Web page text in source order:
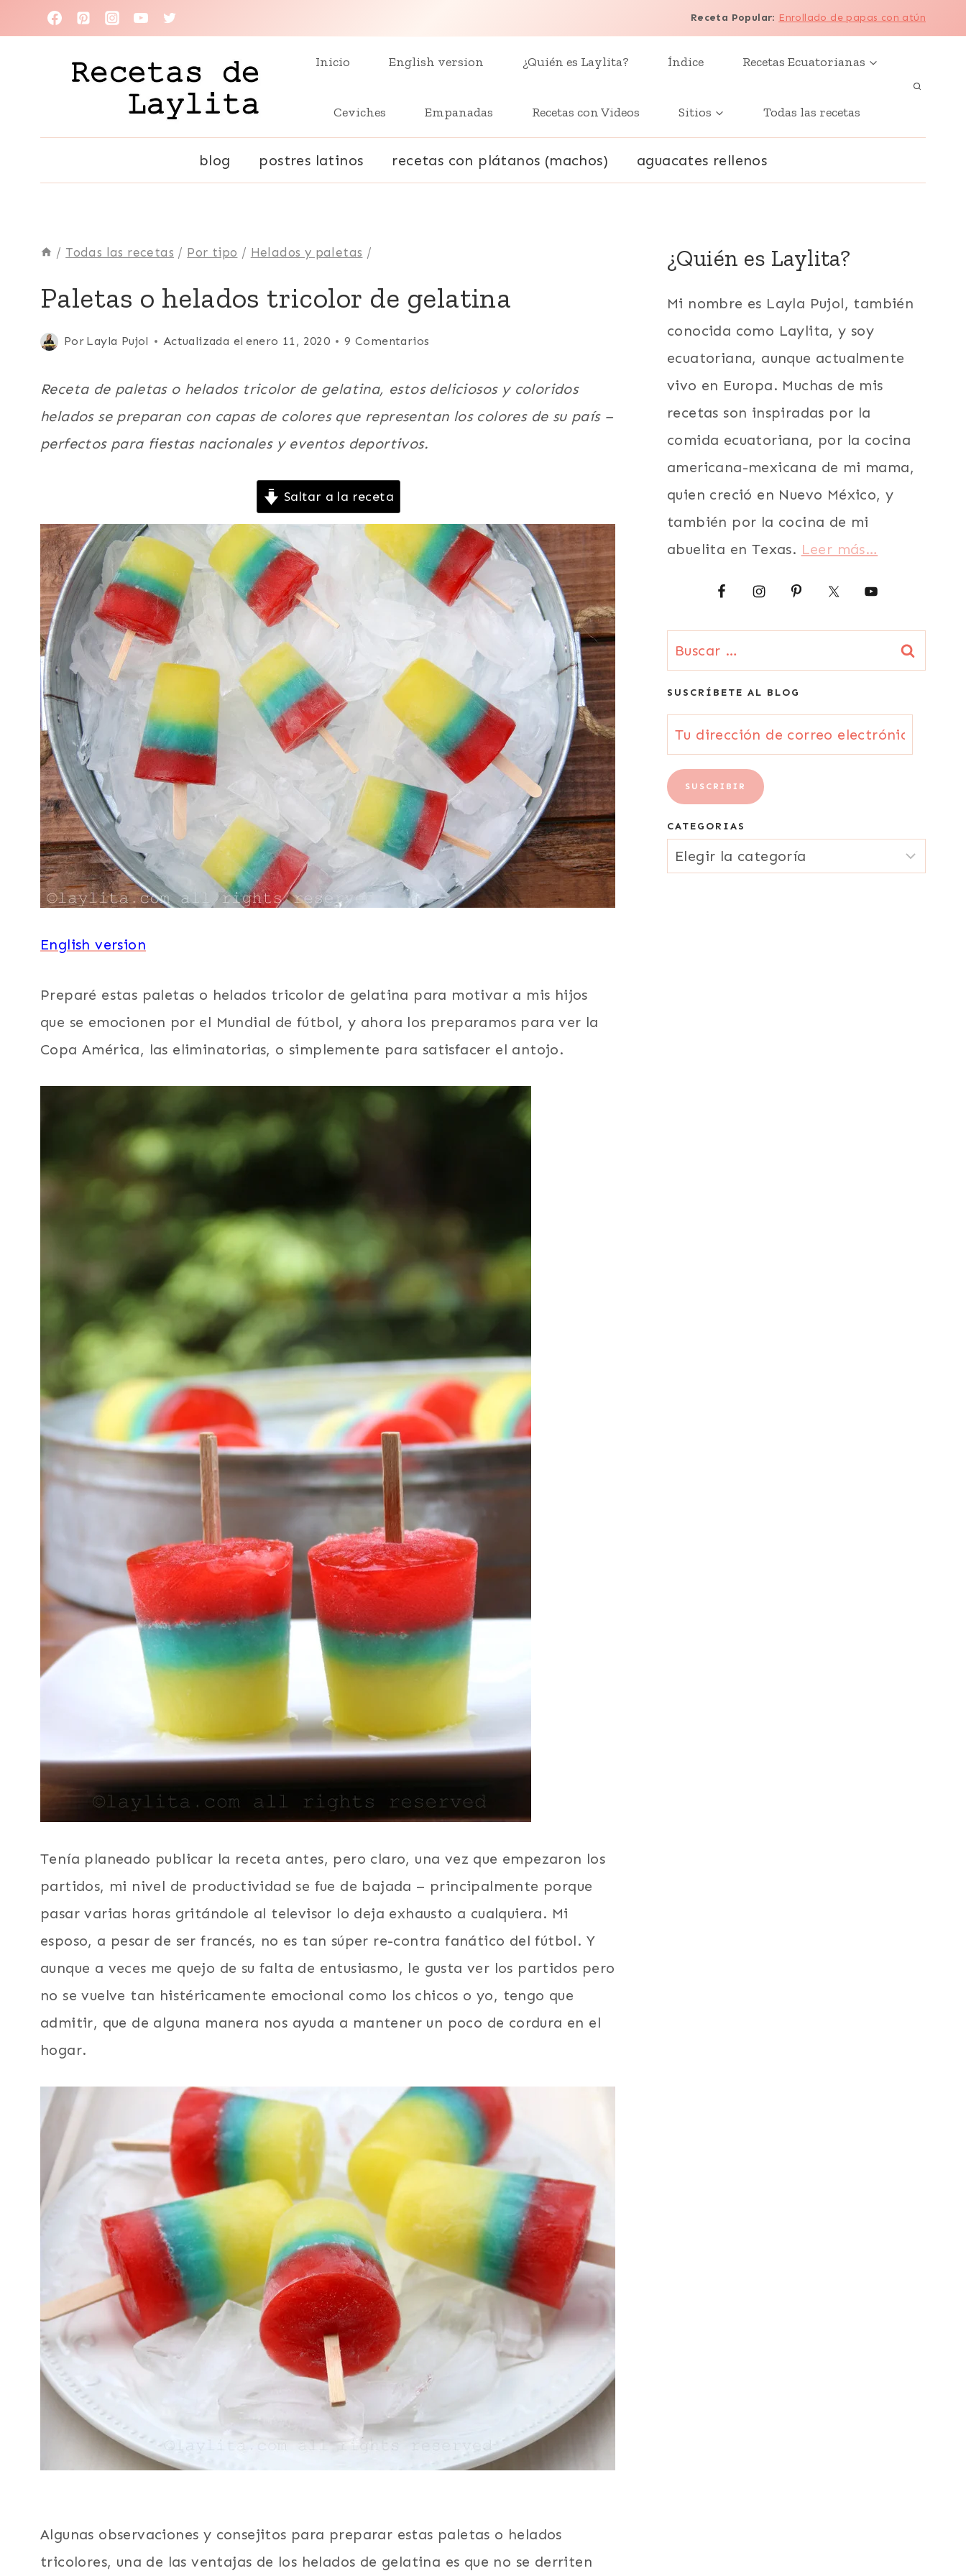
al
Receta Popular: Enrollado de papas con atún
Inicio English version ¿Quién es Laylita? Índice Recetas Ecuatorianas
Ceviches Empanadas Recetas con Videos Sitios Todas las recetas
blog postres latinos recetas con plátanos (machos) aguacates rellenos
/ Todas las recetas / Por tipo / Helados y paletas /
Y
PALETAS
|
MEXICO
CENTROAMERICA
NIÑOS
POSTRES
|
SUDAMERICA
Paletas o helados tricolor de gelatina
Por Layla Pujol
Publicada
junio 19, 2014
Actualizada el enero 11, 2020 9 Comentarios
Receta de paletas o helados tricolor de gelatina, estos deliciosos y coloridos
helados se preparan con capas de colores que representan los colores de su país –
perfectos para fiestas nacionales y eventos deportivos.
Saltar a la receta
English version
Preparé estas paletas o helados tricolor de gelatina para motivar a mis hijos
que se emocionen por el Mundial de fútbol, y ahora los preparamos para ver la
Copa América, las eliminatorias, o simplemente para satisfacer el antojo.
Tenía planeado publicar la receta antes, pero claro, una vez que empezaron los
partidos, mi nivel de productividad se fue de bajada – principalmente porque
pasar varias horas gritándole al televisor lo deja exhausto a cualquiera. Mi
esposo, a pesar de ser francés, no es tan súper re-contra fanático del fútbol. Y
aunque a veces me quejo de su falta de entusiasmo, le gusta ver los partidos pero
no se vuelve tan histéricamente emocional como los chicos o yo, tengo que
admitir, que de alguna manera nos ayuda a mantener un poco de cordura en el
hogar.
Algunas observaciones y consejitos para preparar estas paletas o helados
tricolores, una de las ventajas de los helados de gelatina es que no se derriten
¿Quién es Laylita?
Mi nombre es Layla Pujol, también
conocida como Laylita, y soy
ecuatoriana, aunque actualmente
vivo en Europa. Muchas de mis
recetas son inspiradas por la
comida ecuatoriana, por la cocina
americana-mexicana de mi mama,
quien creció en Nuevo México, y
también por la cocina de mi
abuelita en Texas. Leer más…
Buscar:
SUSCRÍBETE AL BLOG
Tu
dirección
de
correo
electrónico
{Email}
SUSCRIBIR
CATEGORIAS
CATEGORIAS